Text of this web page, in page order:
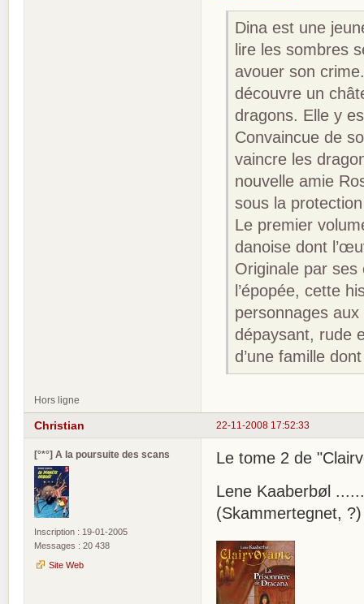
Dina est une
lire les sombres
avouer son
découvre un
dragons. Elle y
Convaincue de
vaincre les
nouvelle amie
sous la
Le premier
danoise dont
Originale par
l’épopée, cette
personnages
dépaysant, rude
d’une famille
Hors ligne
22-11-2008 17:52:33
Christian
[°*°] A la poursuite des scans
Inscription : 19-01-2005
Messages : 20 438
Site Web
Le tome 2 de
Lene Kaaberbøl
(Skammertegnet, ?)